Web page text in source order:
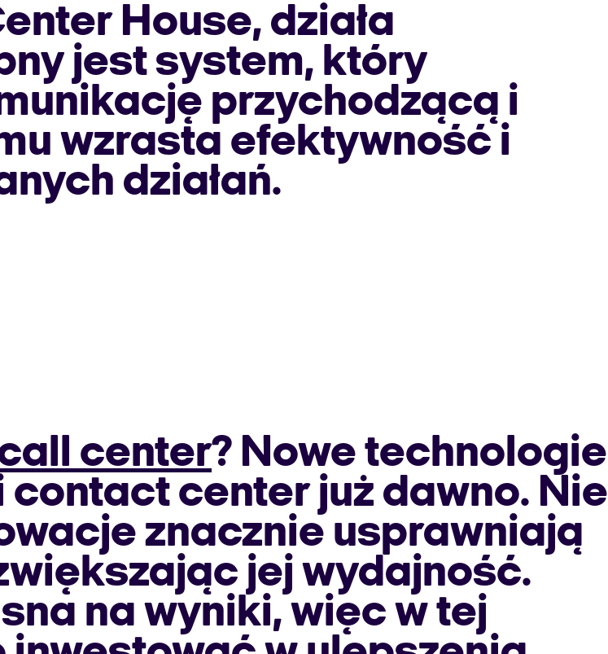
House, działa
jest system, który
przychodzącą i
wzrasta efektywność i
działań.
center? Nowe technologie
contact center już dawno. Nie
znacznie usprawniają
jej wydajność.
na wyniki, więc w tej